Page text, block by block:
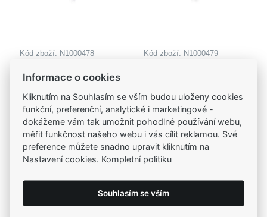
Kód zboží: N1000478
oceli KŘÍŽEK
Kód zboží: N1000479
Informace o cookies
Kliknutím na Souhlasím se vším budou uloženy cookies
funkční, preferenční, analytické i marketingové -
dokážeme vám tak umožnit pohodlné používání webu,
měřit funkčnost našeho webu i vás cílit reklamou. Své
preference můžete snadno upravit kliknutím na
Nastavení cookies. Kompletní politiku
Souhlasím se vším